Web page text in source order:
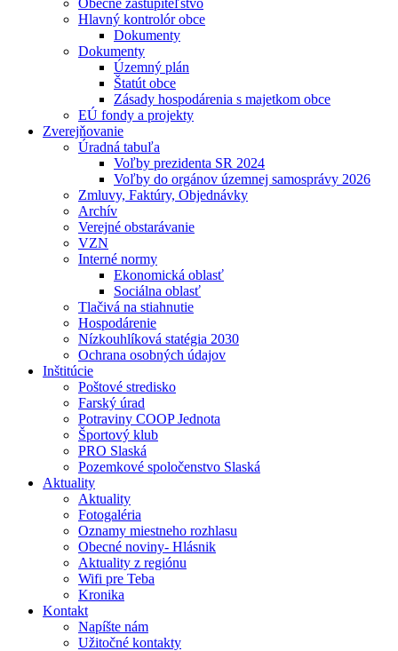
Obecné zastupiteľstvo
Hlavný kontrolór obce
Dokumenty
Dokumenty
Územný plán
Štatút obce
Zásady hospodárenia s majetkom obce
EÚ fondy a projekty
Zverejňovanie
Úradná tabuľa
Voľby prezidenta SR 2024
Voľby do orgánov územnej samosprávy 2026
Zmluvy, Faktúry, Objednávky
Archív
Verejné obstarávanie
VZN
Interné normy
Ekonomická oblasť
Sociálna oblasť
Tlačivá na stiahnutie
Hospodárenie
Nízkouhlíková statégia 2030
Ochrana osobných údajov
Inštitúcie
Poštové stredisko
Farský úrad
Potraviny COOP Jednota
Športový klub
PRO Slaská
Pozemkové spoločenstvo Slaská
Aktuality
Aktuality
Fotogaléria
Oznamy miestneho rozhlasu
Obecné noviny- Hlásnik
Aktuality z regiónu
Wifi pre Teba
Kronika
Kontakt
Napíšte nám
Užitočné kontakty